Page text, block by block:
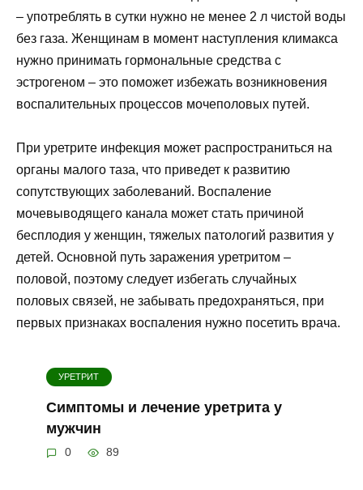
– употреблять в сутки нужно не менее 2 л чистой воды
без газа. Женщинам в момент наступления климакса
нужно принимать гормональные средства с
эстрогеном – это поможет избежать возникновения
воспалительных процессов мочеполовых путей.
При уретрите инфекция может распространиться на
органы малого таза, что приведет к развитию
сопутствующих заболеваний. Воспаление
мочевыводящего канала может стать причиной
бесплодия у женщин, тяжелых патологий развития у
детей. Основной путь заражения уретритом –
половой, поэтому следует избегать случайных
половых связей, не забывать предохраняться, при
первых признаках воспаления нужно посетить врача.
УРЕТРИТ
Симптомы и лечение уретрита у
мужчин
0 89